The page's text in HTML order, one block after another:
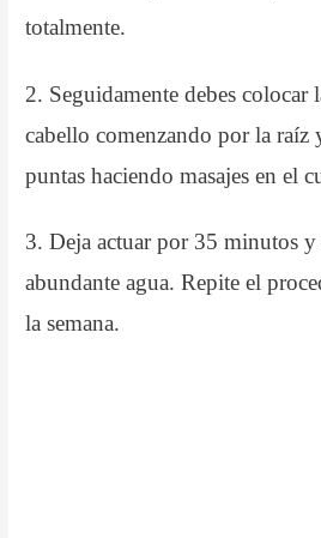
totalmente.
2. Seguidamente debes colocar
cabello comenzando por la raíz
puntas haciendo masajes en el
3. Deja actuar por 35 minutos
abundante agua. Repite el
la semana.